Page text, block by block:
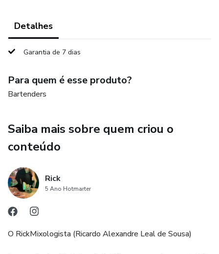
Detalhes
Garantia de 7 dias
Para quem é esse produto?
Bartenders
Saiba mais sobre quem criou o
conteúdo
Rick
5 Ano Hotmarter
O RickMixologista (Ricardo Alexandre Leal de Sousa)